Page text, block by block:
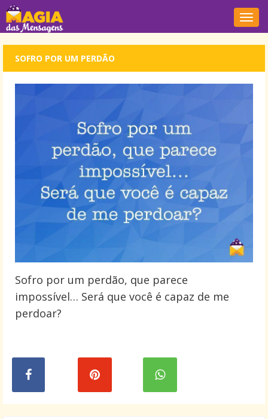
SOFRO POR UM PERDÃO
Sofro por um perdão, que parece
impossível… Será que você é capaz de me
perdoar?